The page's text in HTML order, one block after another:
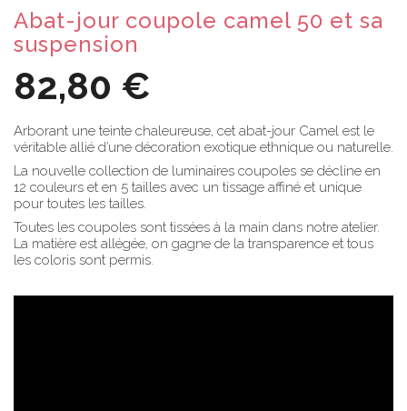
Abat-jour coupole camel 50 et sa
suspension
82,80 €
Arborant une teinte chaleureuse, cet abat-jour Camel est le
véritable allié d’une décoration exotique ethnique ou naturelle.
La nouvelle collection de luminaires coupoles se décline en
12 couleurs et en 5 tailles avec un tissage affiné et unique
pour toutes les tailles.
Toutes les coupoles sont tissées à la main dans notre atelier.
La matière est allégée, on gagne de la transparence et tous
les coloris sont permis.